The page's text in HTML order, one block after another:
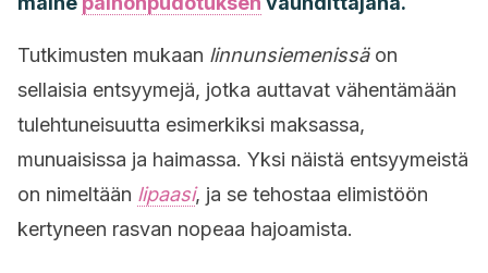
Tutkimusten mukaan linnunsiemenissäon
sellaisia entsyymejä, jotka auttavat vähentämään
tulehtuneisuutta esimerkiksi maksassa,
munuaisissa ja haimassa. Yksi näistä entsyymeistä
on nimeltään lipaasi, ja se tehostaa elimistöön
kertyneen rasvan nopeaa hajoamista.